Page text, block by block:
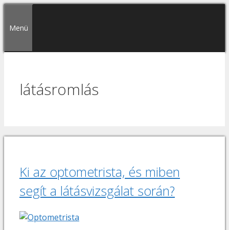
tartalomba
Menü
látásromlás
Ki az optometrista, és miben
segít a látásvizsgálat során?